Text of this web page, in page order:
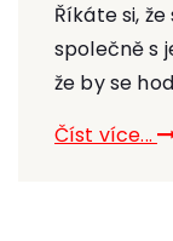
Říkáte si,
společně s
že by se
Číst více...